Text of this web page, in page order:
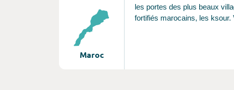
Maroc
les portes des plus beaux
fortifiés marocains, les ksour.